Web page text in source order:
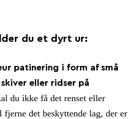
du et dyrt ur:
patinering i form af små
eller ridser på
du ikke få det renset eller
fjerne det beskyttende lag, der er